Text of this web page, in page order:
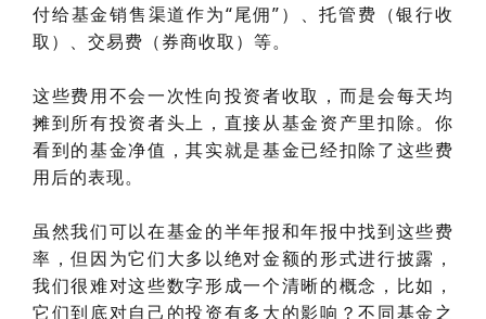
付给基金销售渠道作为“尾佣”）、托管费（银行收
取）、交易费（券商收取）等。
这些费用不会一次性向投资者收取，而是会每天均
摊到所有投资者头上，直接从基金资产里扣除。你
看到的基金净值，其实就是基金已经扣除了这些费
用后的表现。
虽然我们可以在基金的半年报和年报中找到这些费
率，但因为它们大多以绝对金额的形式进行披露，
我们很难对这些数字形成一个清晰的概念，比如，
它们到底对自己的投资有多大的影响？不同基金之